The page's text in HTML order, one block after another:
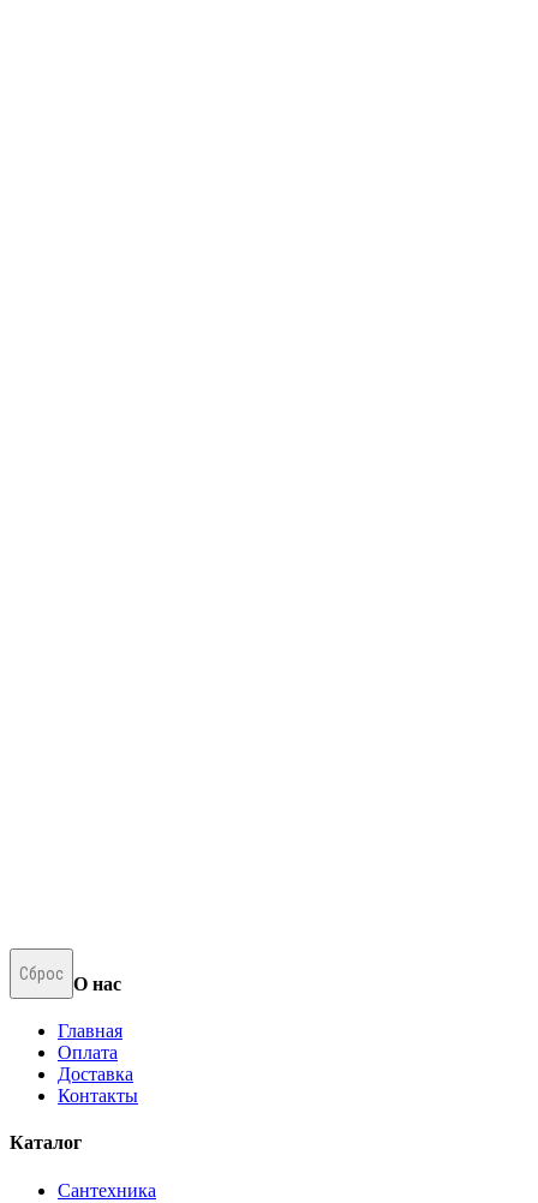
Сброс
О нас
Главная
Оплата
Доставка
Контакты
Каталог
Сантехника